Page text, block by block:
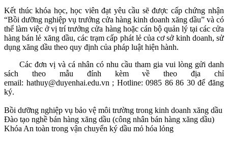
Kết thúc khóa học, học viên đạt yêu cầu sẽ được cấp chứng nhận
“Bồi dưỡng nghiệp vụ trưởng cửa hàng kinh doanh xăng dầu” và có
thể làm việc ở vị trí trưởng cửa hàng hoặc cán bộ quản lý tại các cửa
hàng bán lẻ xăng dầu, các trạm cấp phát lẻ của cơ sở kinh doanh, sử
dụng xăng dầu theo quy định của pháp luật hiện hành.
Các đơn vị và cá nhân có nhu cầu tham gia vui lòng gửi danh
sách theo mẫu đính kèm về theo địa chỉ
email: hathuy@duyenhai.edu.vn ; Hotline: 0985 86 86 30 để đăng
ký.
Bồi dưỡng nghiệp vụ bảo vệ môi trường trong kinh doanh xăng dầu
Đào tạo nghề bán hàng xăng dầu (công nhân bán hàng xăng dầu)
Khóa An toàn trong vận chuyển ký dầu mỏ hóa lỏng